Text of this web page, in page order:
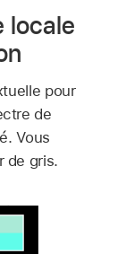
locale
pour
de
Vous
de gris.